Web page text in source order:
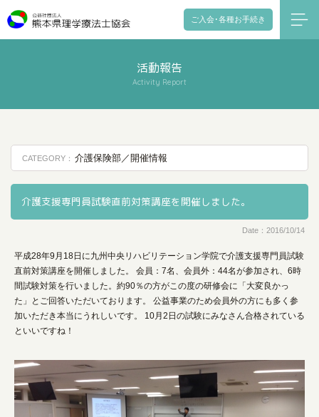
ご入会･各種お手続き
活動報告
Activity Report
CATEGORY： 介護保険部／開催情報
介護支援専門員試験直前対策講座を開催しました。
Date：2016/10/14
平成28年9月18日に九州中央リハビリテーション学院で介護支援専門員試験
直前対策講座を開催しました。 会員：7名、会員外：44名が参加され、6時
間試験対策を行いました。約90％の方がこの度の研修会に「大変良かっ
た」とご回答いただいております。 公益事業のため会員外の方にも多く参
加いただき本当にうれしいです。 10月2日の試験にみなさん合格されている
といいですね！